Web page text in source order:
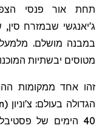
תחת אור פנסי
ג'יאנגשי שבמזרח סין,
במבנה מושלם.
מטוסים יבשתיות
זהו אחד ממקומות
הגדולה בעולם: צ'וניון (
40 הימים של פסטיבל האביב